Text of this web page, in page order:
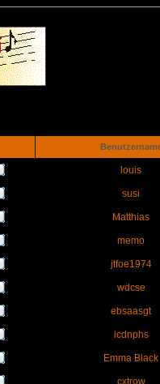
louis
susi
Matthias
memo
jtfoe1974
wdcse
ebsaasgt
icdnphs
Emma Black
cxtrow